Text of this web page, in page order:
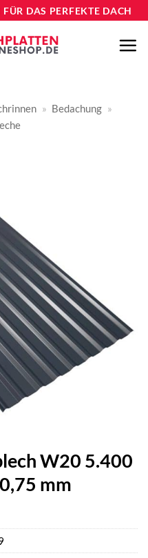
DAS PERFEKTE DACH
» Bedachung »
W20 5.400
mm